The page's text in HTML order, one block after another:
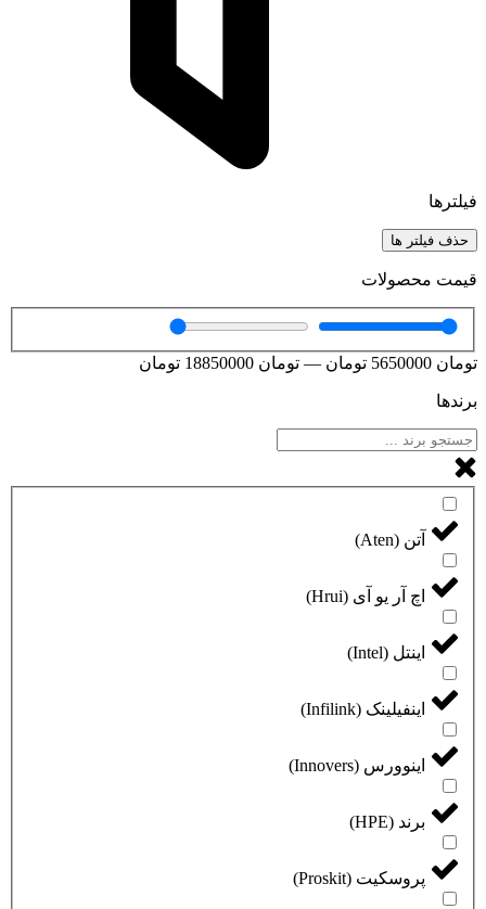
فیلترها
حذف فیلتر ها
قیمت محصولات
تومان 5650000 تومان — تومان 18850000 تومان
برندها
آتن (Aten)
اچ آر یو آی (Hrui)
اینتل (Intel)
اینفیلینک (Infilink)
اینوورس (Innovers)
برند (HPE)
پروسکیت (Proskit)